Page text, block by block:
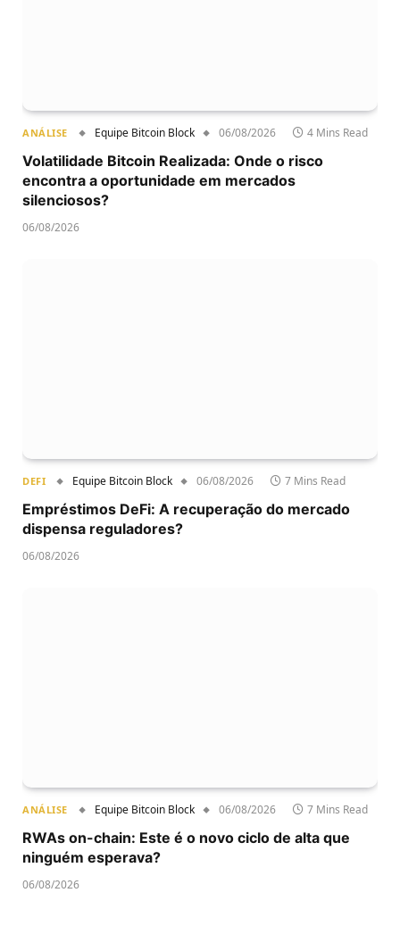
ANÁLISE Equipe Bitcoin Block 06/08/2026 4 Mins Read
Volatilidade Bitcoin Realizada: Onde o risco
encontra a oportunidade em mercados
silenciosos?
06/08/2026
DEFI Equipe Bitcoin Block 06/08/2026 7 Mins Read
Empréstimos DeFi: A recuperação do mercado
dispensa reguladores?
06/08/2026
ANÁLISE Equipe Bitcoin Block 06/08/2026 7 Mins Read
RWAs on-chain: Este é o novo ciclo de alta que
ninguém esperava?
06/08/2026